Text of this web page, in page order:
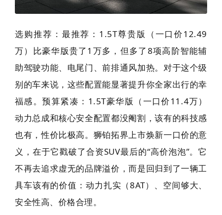
选购推荐：最推荐：1.5T尊贵版（一口价12.49
万）比豪华版贵了1万多，但多了8项高阶智能辅
助驾驶功能、电尾门、前排通风加热。对于这个级
别的车来说，这些配置能显著提升你全家出行的幸
福感。预算紧凑：1.5T豪华版（一口价11.4万）
动力总成和核心安全配置都没阉割，该有的科技感
也有，性价比极高。狮铂拓界上市焕新一口价的意
义，在于它戳破了合资SUV最后的“高价泡泡”。它
不再去追求虚无的品牌溢价，而是回归到了一辆工
具车该有的价值：动力扎实（8AT）、空间够大、
安全性高、价格合理。